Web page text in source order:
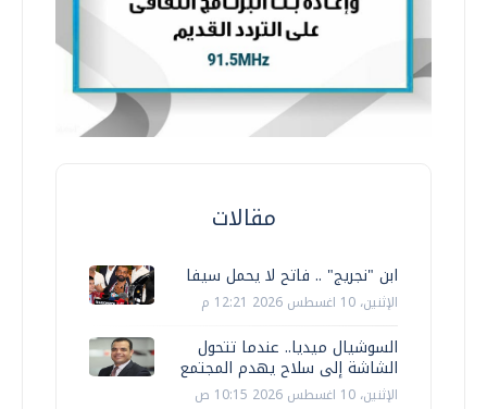
مقالات
ابن "نجريج" .. فاتح لا يحمل سيفا
الإثنين، 10 اغسطس 2026 12:21 م
السوشيال ميديا.. عندما تتحول
الشاشة إلى سلاح يهدم المجتمع
الإثنين، 10 اغسطس 2026 10:15 ص